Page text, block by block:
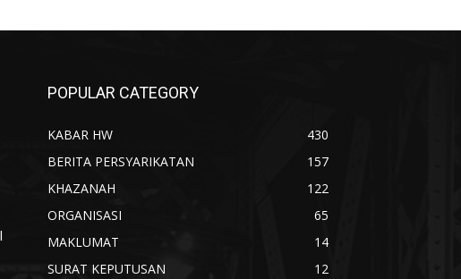
POPULAR CATEGORY
KABAR HW
430
BERITA PERSYARIKATAN
157
KHAZANAH
122
ORGANISASI
65
MAKLUMAT
14
SURAT KEPUTUSAN
12